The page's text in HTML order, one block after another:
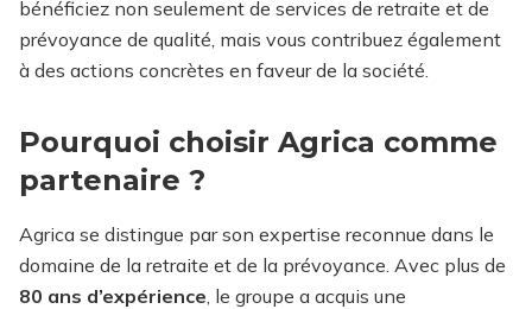
bénéficiez non seulement de services de retraite et de
prévoyance de qualité, mais vous contribuez également
à des actions concrètes en faveur de la société.
Pourquoi choisir Agrica comme
partenaire ?
Agrica se distingue par son expertise reconnue dans le
domaine de la retraite et de la prévoyance. Avec plus de
80 ans d’expérience, le groupe a acquis une